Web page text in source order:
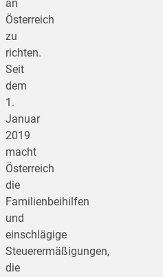
an
Österreich
zu
richten.
Seit
dem
1.
Januar
2019
macht
Österreich
die
Familienbeihilfen
und
einschlägige
Steuerermäßigungen,
die